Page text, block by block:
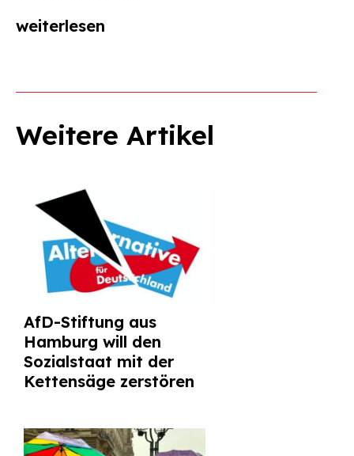
weiterlesen
Weitere Artikel
AfD-Stiftung aus
Hamburg will den
Sozialstaat mit der
Kettensäge zerstören